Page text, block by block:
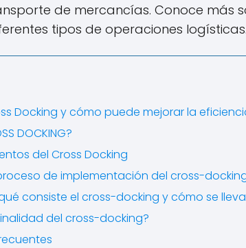
de mercancías. Conoce más
tipos de operaciones
Docking y cómo puede mejorar la
DOCKING?
del Cross Docking
de implementación del cross-
consiste el cross-docking y cómo se
del cross-docking?